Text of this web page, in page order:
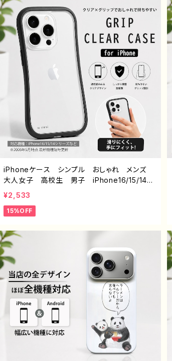
iPhoneケース シンプル おしゃれ メンズ
大人女子 高校生 男子 iPhone16/15/14/1
3/12/11 かっこいい おすすめ 人気 韓国
風 ミニマルデザイン オリジナル デザイ
ン くびれケース 耐衝撃 持ちやすい 滑り
ズ グリップ付き 携帯 クリアケース タイト
ル：シンプル グリップケース no signal デザイ
ン960 J1-9
¥2,533
15%OFF